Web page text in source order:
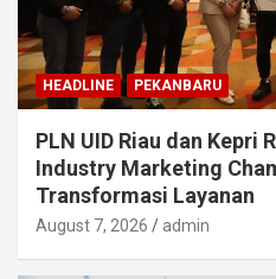
HEADLINE PEKANBARU
PLN UID Riau dan Kepri
Industry Marketing
Transformasi Layanan
August 7, 2026 admin